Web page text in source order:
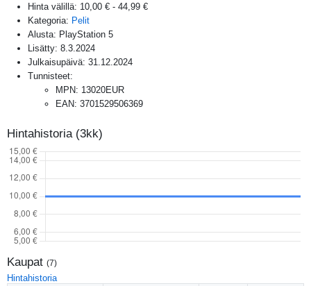
Hinta välillä: 10,00 € - 44,99 €
Kategoria: Pelit
Alusta: PlayStation 5
Lisätty: 8.3.2024
Julkaisupäivä: 31.12.2024
Tunnisteet:
MPN: 13020EUR
EAN: 3701529506369
Hintahistoria (3kk)
Kaupat (7)
Hintahistoria